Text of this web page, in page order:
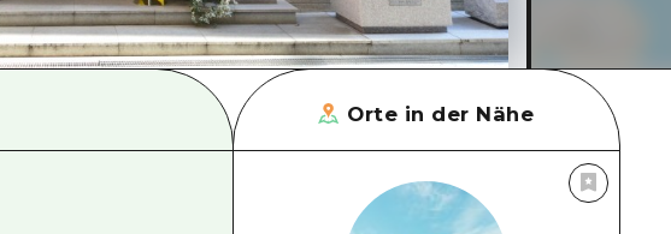
Orte in der Nähe